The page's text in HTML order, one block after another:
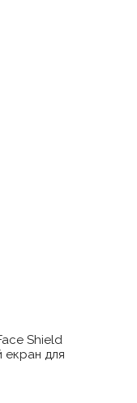
Shield
екран для